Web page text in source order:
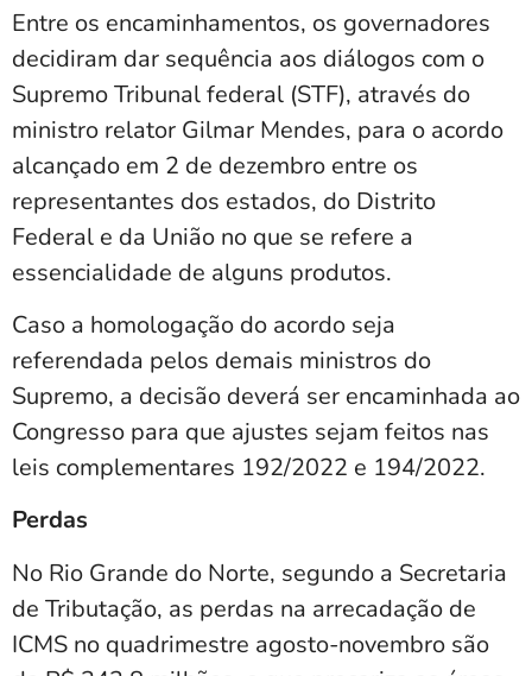
Entre os encaminhamentos, os governadores
decidiram dar sequência aos diálogos com o
Supremo Tribunal federal (STF), através do
ministro relator Gilmar Mendes, para o acordo
alcançado em 2 de dezembro entre os
representantes dos estados, do Distrito
Federal e da União no que se refere a
essencialidade de alguns produtos.
Caso a homologação do acordo seja
referendada pelos demais ministros do
Supremo, a decisão deverá ser encaminhada ao
Congresso para que ajustes sejam feitos nas
leis complementares 192/2022 e 194/2022.
Perdas
No Rio Grande do Norte, segundo a Secretaria
de Tributação, as perdas na arrecadação de
ICMS no quadrimestre agosto-novembro são